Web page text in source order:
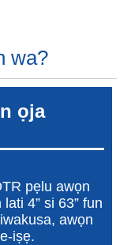
wa?
ọja
pẹlu awọn
4” si 63” fun
awọn
iṣẹ.